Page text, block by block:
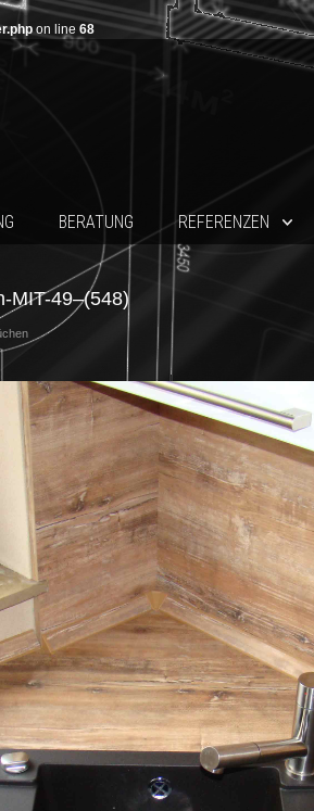
on line 68
BERATUNG REFERENZEN
MIT-49–(548)